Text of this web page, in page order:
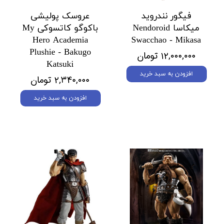
فیگور نندروید
میکاسا Nendoroid
Swacchao - Mikasa
۱۲,۰۰۰,۰۰۰ تومان
افزودن به سبد خرید
عروسک پولیشی
باکوگو کاتسوکی My
Hero Academia
Plushie - Bakugo
Katsuki
۲,۳۴۰,۰۰۰ تومان
افزودن به سبد خرید